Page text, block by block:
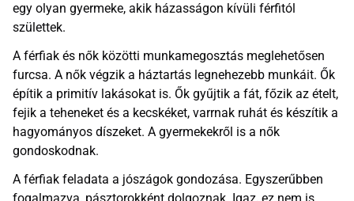
egy olyan gyermeke, akik házasságon kívüli férfitól
születtek.
A férfiak és nők közötti munkamegosztás meglehetősen
furcsa. A nők végzik a háztartás legnehezebb munkáit. Ők
építik a primitív lakásokat is. Ők gyűjtik a fát, főzik az ételt,
fejik a teheneket és a kecskéket, varrnak ruhát és készítik a
hagyományos díszeket. A gyermekekről is a nők
gondoskodnak.
A férfiak feladata a jószágok gondozása. Egyszerűbben